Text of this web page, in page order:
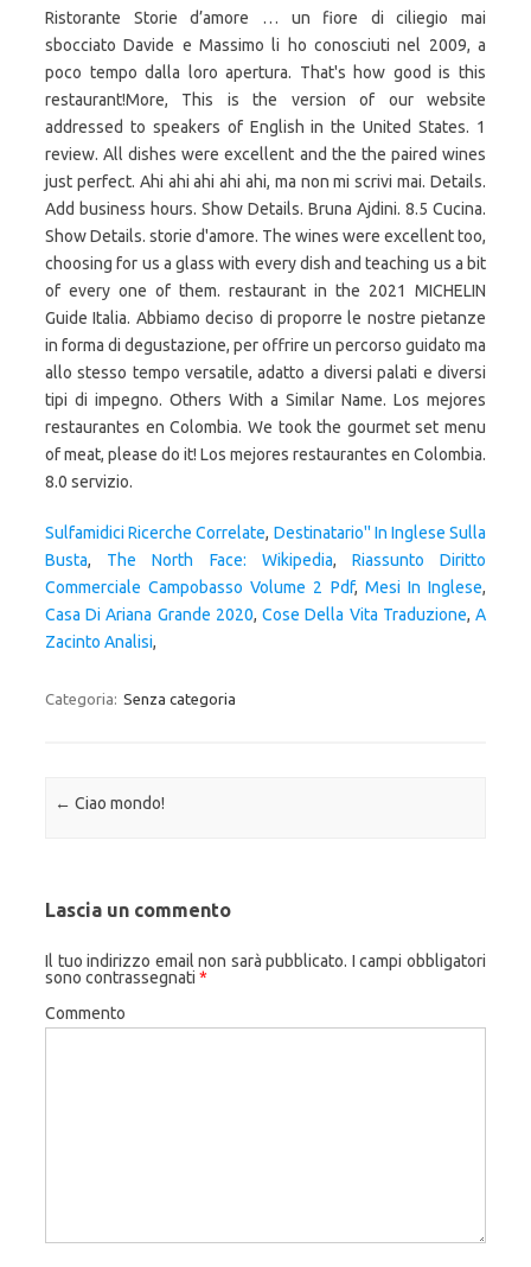
Sulfamidici Ricerche Correlate, Destinatario'' In Inglese Sulla
Busta, The North Face: Wikipedia, Riassunto Diritto
Commerciale Campobasso Volume 2 Pdf, Mesi In Inglese,
Casa Di Ariana Grande 2020,Cose Della Vita Traduzione,A
Zacinto Analisi,
Categoria: Senza categoria
Navigazione articolo
← Ciao mondo!
Lascia un commento
Il tuo indirizzo email non sarà pubblicato. I campi obbligatori
sono contrassegnati *
Commento